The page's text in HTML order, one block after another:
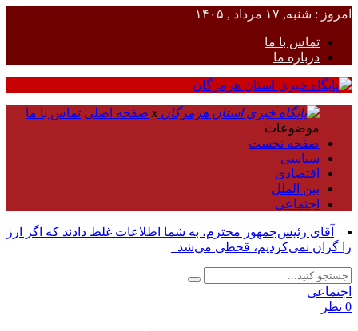
امروز : شنبه, ۱۷ مرداد , ۱۴۰۵
تماس با ما
درباره ما
x صفحه اصلی تماس با ما
موضوعات
صفحه نخست
سیاسی
اقتصادی
بین الملل
اجتماعی
آقای رئیس‌جمهور محترم، به شما اطلاعات غلط دادند که اگر ارز
را گران نمی‌کردیم، قحطی می‌شد_
اجتماعی
0 نظر